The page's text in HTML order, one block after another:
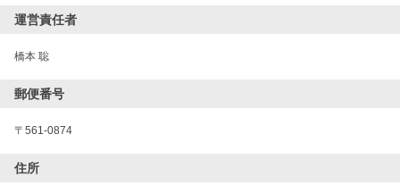
運営責任者
橋本 聡
郵便番号
〒561-0874
住所